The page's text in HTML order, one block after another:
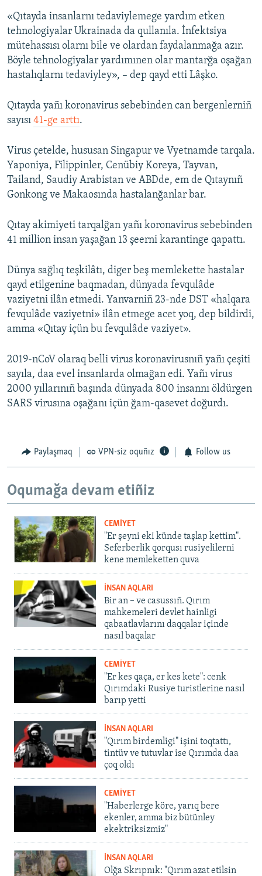
«Qıtayda insanlarnı tedaviylemege yardım etken
tehnologiyalar Ukrainada da qullanıla. İnfektsiya
mütehassısı olarnı bile ve olardan faydalanmağa azır.
Böyle tehnologiyalar yardımınen olar mantarğa oşağan
hastalıqlarnı tedaviyley», – dep qayd etti Lâşko.
Qıtayda yañı koronavirus sebebinden can bergenlerniñ
sayısı 41-ge arttı.
Virus çetelde, hususan Singapur ve Vyetnamde tarqala.
Yaponiya, Filippinler, Cenübiy Koreya, Tayvan,
Tailand, Saudiy Arabistan ve ABDde, em de Qıtaynıñ
Gonkong ve Makaosında hastalanğanlar bar.
Qıtay akimiyeti tarqalğan yañı koronavirus sebebinden
41 million insan yaşağan 13 şeerni karantinge qapattı.
Dünya sağlıq teşkilâtı, diger beş memlekette hastalar
qayd etilgenine baqmadan, dünyada fevqulâde
vaziyetni ilân etmedi. Yanvarniñ 23-nde DST «halqara
fevqulâde vaziyetni» ilân etmege acet yoq, dep bildirdi,
amma «Qıtay içün bu fevqulâde vaziyet».
2019-nCoV olaraq belli virus koronavirusnıñ yañı çeşiti
sayıla, daa evel insanlarda olmağan edi. Yañı virus
2000 yıllarınıñ başında dünyada 800 insannı öldürgen
SARS virusına oşağanı içün ğam-qasevet doğurdı.
Paylaşmaq VPN-siz oquñız Follow us
Oqumağa devam etiñiz
CEMİYET
"Er şeyni eki künde taşlap kettim".
Seferberlik qorqusı rusiyelilerni
kene memleketten quva
İNSAN AQLARI
Bir an – ve casussıñ. Qırım
mahkemeleri devlet hainligi
qabaatlavlarını daqqalar içinde
nasıl baqalar
CEMİYET
"Er kes qaça, er kes kete": cenk
Qırımdaki Rusiye turistlerine nasıl
barıp yetti
İNSAN AQLARI
"Qırım birdemligi" işini toqtattı,
tintüv ve tutuvlar ise Qırımda daa
çoq oldı
CEMİYET
"Haberlerge köre, yarıq bere
ekenler, amma biz bütünley
ekektriksizmiz"
İNSAN AQLARI
Olğa Skrıpnık: "Qırım azat etilsin